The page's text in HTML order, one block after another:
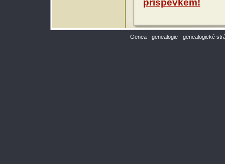
příspěvkem!
Genea - genealogie - genealogické